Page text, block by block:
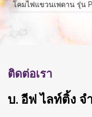
ติดต่อเรา
บ. อีฟ ไลท์ติ้ง จ